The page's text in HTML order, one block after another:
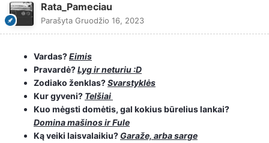
Rata_Pameciau
Parašyta Gruodžio 16, 2023
Vardas?Eimis
Pravardė?Lyg ir neturiu :D
Zodiako ženklas?Svarstyklės
Kur gyveni? Telšiai
Kuo mėgsti domėtis, gal kokius būrelius lankai?
Domina mašinos ir Fule
Ką veiki laisvalaikiu? Garaže, arba sarge